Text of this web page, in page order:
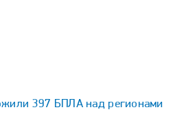
397 БПЛА над регионами